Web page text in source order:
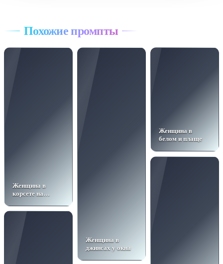
Похожие промпты
Женщина в
корсете на
Женщина в
джинсах у окна
Женщина в
белом и плаще